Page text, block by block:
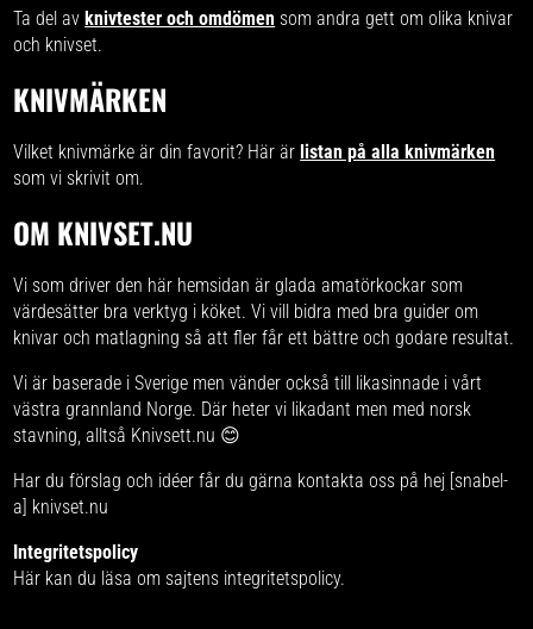
Ta del avknivtester och omdömen som andra gett om olika knivar
och knivset.
KNIVMÄRKEN
Vilket knivmärke är din favorit? Här ärlistan på alla knivmärken
som vi skrivit om.
OM KNIVSET.NU
Vi som driver den här hemsidan är glada amatörkockar som
värdesätter bra verktyg i köket. Vi vill bidra med bra guider om
knivar och matlagning så att fler får ett bättre och godare resultat.
Vi är baserade i Sverige men vänder också till likasinnade i vårt
västra grannland Norge. Där heter vi likadant men med norsk
stavning, alltså Knivsett.nu 😊
Har du förslag och idéer får du gärna kontakta oss på hej [snabel-
a] knivset.nu
Integritetspolicy
Här kan du läsa om sajtens integritetspolicy.